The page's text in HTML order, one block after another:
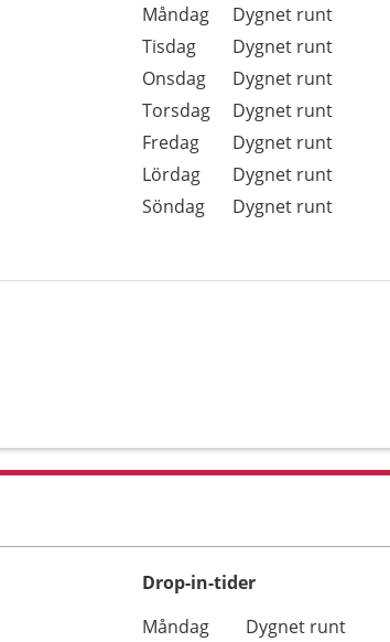
Dag
Öppettider
Kommentarer
Måndag
Dygnet runt
Tisdag
Dygnet runt
Onsdag
Dygnet runt
Torsdag
Dygnet runt
Fredag
Dygnet runt
Lördag
Dygnet runt
Söndag
Dygnet runt
Drop-in-tider
Måndag
Dygnet runt